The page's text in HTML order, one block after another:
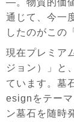
―。物質的価
通じて、今一
したのがこの「
現在プレミア
ジョン）
」と
ています。墓
esignをテー
ン墓石を随時